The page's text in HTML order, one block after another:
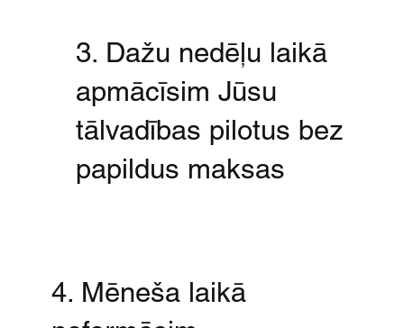
3. Dažu nedēļu laikā
apmācīsim Jūsu
tālvadības pilotus bez
papildus maksas
4. Mēneša laikā